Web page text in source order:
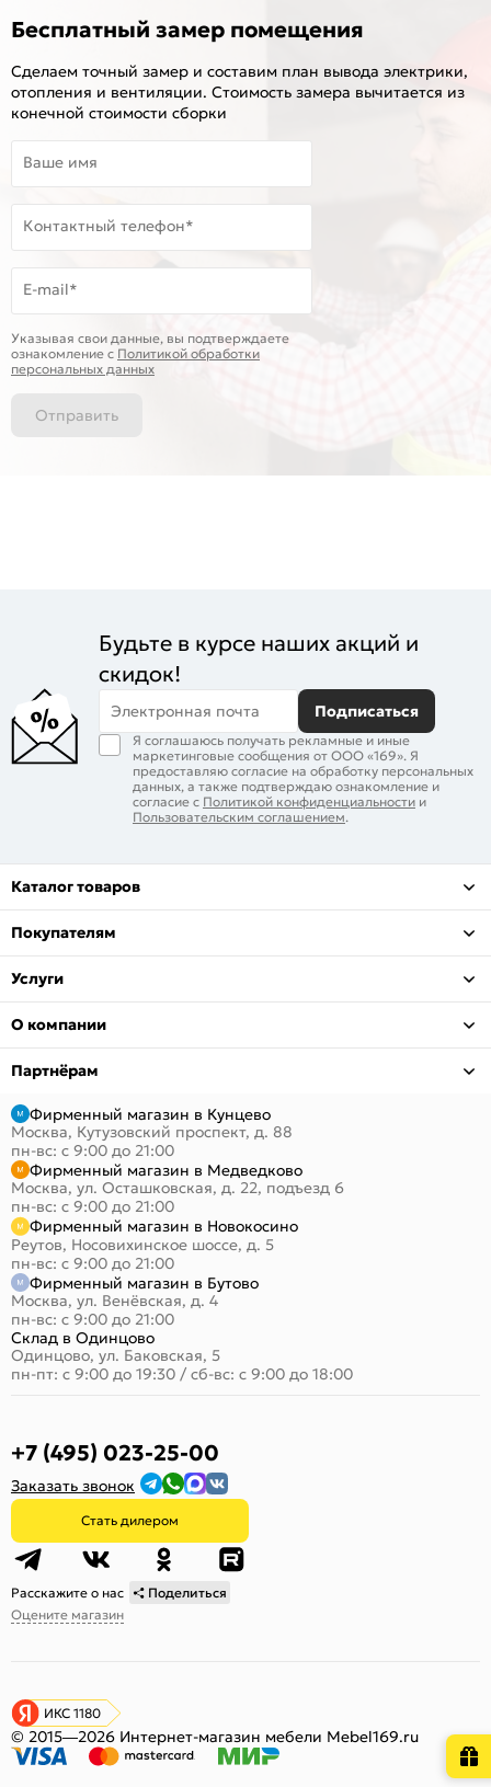
Бесплатный замер помещения
Сделаем точный замер и составим план вывода электрики,
отопления и вентиляции. Стоимость замера вычитается из
конечной стоимости сборки
Ваше имя
Контактный телефон*
E-mail*
Указывая свои данные, вы подтверждаете
ознакомление c Политикой обработки
персональных данных
Отправить
Будьте в курсе наших акций и
скидок!
Электронная почта Подписаться
Я соглашаюсь получать рекламные и иные
маркетинговые сообщения от ООО «169». Я
предоставляю согласие на обработку персональных
данных, а также подтверждаю ознакомление и
согласие с Политикой конфиденциальности и
Пользовательским соглашением.
Каталог товаров
Покупателям
Услуги
О компании
Партнёрам
Фирменный магазин в Кунцево
Москва, Кутузовский проспект, д. 88
пн-вс: с 9:00 до 21:00
Фирменный магазин в Медведково
Москва, ул. Осташковская, д. 22, подъезд 6
пн-вс: с 9:00 до 21:00
Фирменный магазин в Новокосино
Реутов, Носовихинское шоссе, д. 5
пн-вс: с 9:00 до 21:00
Фирменный магазин в Бутово
Москва, ул. Венёвская, д. 4
пн-вс: с 9:00 до 21:00
Склад в Одинцово
Одинцово, ул. Баковская, 5
пн-пт: с 9:00 до 19:30 / сб-вс: с 9:00 до 18:00
+7 (495) 023-25-00
Заказать звонок
Стать дилером
Расскажите о нас
Поделиться
Оцените магазин
ИКС 1180
© 2015—2026 Интернет-магазин мебели Mebel169.ru